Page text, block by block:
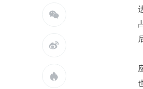


